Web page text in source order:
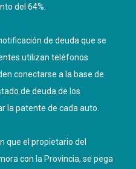
del 64%.
de deuda que se
utilizan teléfonos
conectarse a la base de
de deuda de los
la patente de cada auto.
que el propietario del
con la Provincia, se pega